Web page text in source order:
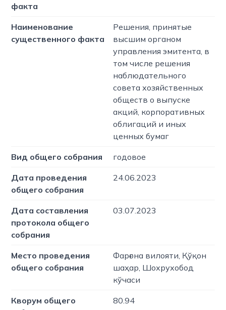
факта
Наименование
существенного факта
Решения, принятые
высшим органом
управления эмитента, в
том числе решения
наблюдательного
совета хозяйственных
обществ о выпуске
акций, корпоративных
облигаций и иных
ценных бумаг
Вид общего собрания годовое
Дата проведения
общего собрания
24.06.2023
Дата составления
протокола общего
собрания
03.07.2023
Место проведения
общего собрания
Фарғона вилояти, Қўқон
шаҳар, Шохрухобод
кўчаси
Кворум общего
80.94